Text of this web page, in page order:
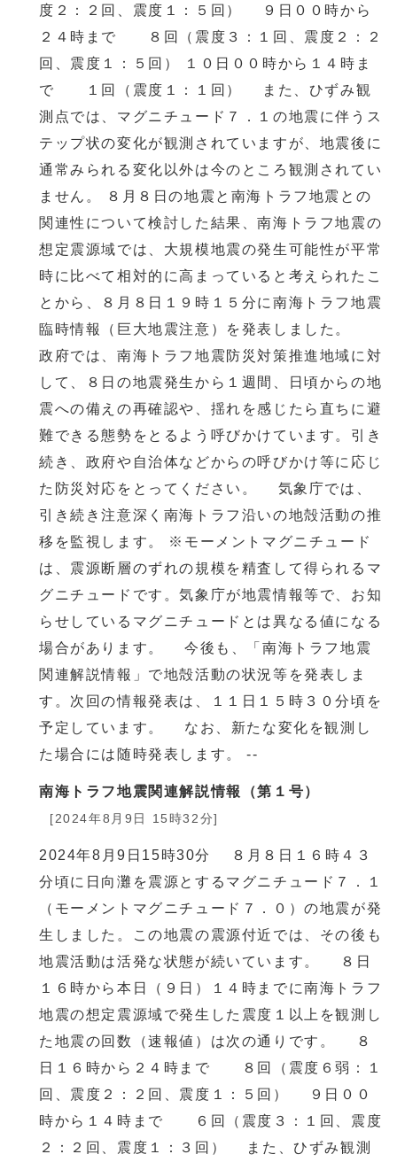
度２：２回、震度１：５回） ９日００時から
２４時まで ８回（震度３：１回、震度２：２
回、震度１：５回） １０日００時から１４時ま
で １回（震度１：１回） また、ひずみ観
測点では、マグニチュード７．１の地震に伴うス
テップ状の変化が観測されていますが、地震後に
通常みられる変化以外は今のところ観測されてい
ません。 ８月８日の地震と南海トラフ地震との
関連性について検討した結果、南海トラフ地震の
想定震源域では、大規模地震の発生可能性が平常
時に比べて相対的に高まっていると考えられたこ
とから、８月８日１９時１５分に南海トラフ地震
臨時情報（巨大地震注意）を発表しました。
政府では、南海トラフ地震防災対策推進地域に対
して、８日の地震発生から１週間、日頃からの地
震への備えの再確認や、揺れを感じたら直ちに避
難できる態勢をとるよう呼びかけています。引き
続き、政府や自治体などからの呼びかけ等に応じ
た防災対応をとってください。 気象庁では、
引き続き注意深く南海トラフ沿いの地殻活動の推
移を監視します。 ※モーメントマグニチュード
は、震源断層のずれの規模を精査して得られるマ
グニチュードです。気象庁が地震情報等で、お知
らせしているマグニチュードとは異なる値になる
場合があります。 今後も、「南海トラフ地震
関連解説情報」で地殻活動の状況等を発表しま
す。次回の情報発表は、１１日１５時３０分頃を
予定しています。 なお、新たな変化を観測し
た場合には随時発表します。 --
南海トラフ地震関連解説情報（第１号）
[2024年8月9日 15時32分]
2024年8月9日15時30分 ８月８日１６時４３
分頃に日向灘を震源とするマグニチュード７．１
（モーメントマグニチュード７．０）の地震が発
生しました。この地震の震源付近では、その後も
地震活動は活発な状態が続いています。 ８日
１６時から本日（９日）１４時までに南海トラフ
地震の想定震源域で発生した震度１以上を観測し
た地震の回数（速報値）は次の通りです。 ８
日１６時から２４時まで ８回（震度６弱：１
回、震度２：２回、震度１：５回） ９日００
時から１４時まで ６回（震度３：１回、震度
２：２回、震度１：３回） また、ひずみ観測